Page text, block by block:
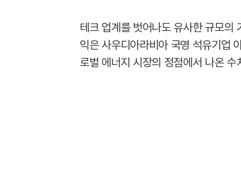
테크 업계를 벗어나도 유사한 규모의
익은 사우디아라비아 국영 석유기
로벌 에너지 시장의 정점에서 나온 수